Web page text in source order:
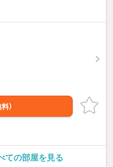
料）
ての部屋を見る